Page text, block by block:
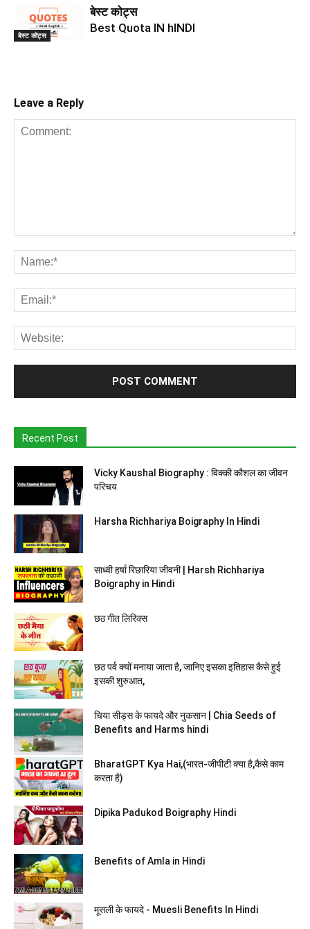
बेस्ट कोट्स
बेस्ट कोट्स
Best Quota IN hINDI
Leave a Reply
Recent Post
Vicky Kaushal Biography : विक्की कौशल का जीवन
परिचय
Harsha Richhariya Boigraphy In Hindi
साध्वी हर्षा रिछारिया जीवनी | Harsh Richhariya
Boigraphy in Hindi
छठ गीत लिरिक्स
छठ पर्व क्यों मनाया जाता है, जानिए इसका इतिहास कैसे हुई
इसकी शुरुआत,
चिया सीड्स के फायदे और नुकसान | Chia Seeds of
Benefits and Harms hindi
BharatGPT Kya Hai,(भारत-जीपीटी क्या है,कैसे काम
करता है)
Dipika Padukod Boigraphy Hindi
Benefits of Amla in Hindi
मूसली के फायदे - Muesli Benefits In Hindi